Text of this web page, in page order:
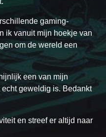
gaming-
ik vanuit mijn hoekje van
om de wereld een
een van mijn
geweldig is. Bedankt
en streef er altijd naar